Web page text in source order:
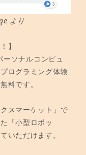
より
】
ソナルコンピュ
ログラミング体験
料です。
スマーケット」で
「小型ロボッ
いただけます。